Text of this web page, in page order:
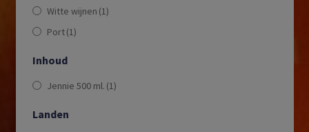
Witte wijnen (1)
Port(1)
Inhoud
Jennie 500 ml. (1)
Landen